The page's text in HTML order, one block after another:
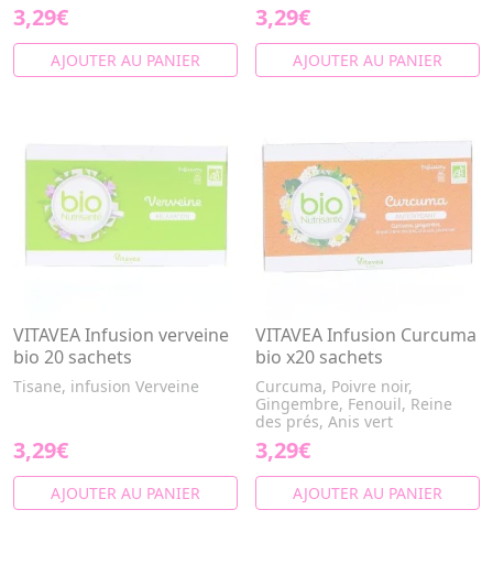
3,29€
AJOUTER AU PANIER
3,29€
AJOUTER AU PANIER
VITAVEA Infusion verveine
bio 20 sachets
Tisane, infusion Verveine
3,29€
AJOUTER AU PANIER
VITAVEA Infusion Curcuma
bio x20 sachets
Curcuma, Poivre noir,
Gingembre, Fenouil, Reine
des prés, Anis vert
3,29€
AJOUTER AU PANIER